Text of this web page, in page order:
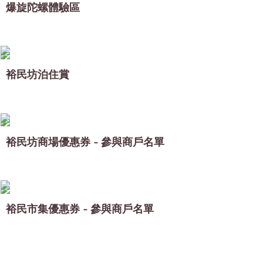
爆旋陀螺體驗區
裕民坊泊住賞
裕民坊商場優惠券 - 參與商戶名單
裕民市集優惠券 - 參與商戶名單